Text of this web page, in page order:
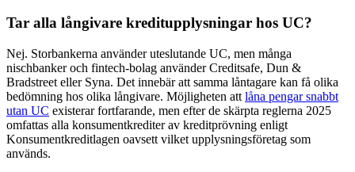
Tar alla långivare kreditupplysningar hos UC?
Nej. Storbankerna använder uteslutande UC, men många
nischbanker och fintech-bolag använder Creditsafe, Dun &
Bradstreet eller Syna. Det innebär att samma låntagare kan få olika
bedömning hos olika långivare. Möjligheten att låna pengar snabbt
utan UC existerar fortfarande, men efter de skärpta reglerna 2025
omfattas alla konsumentkrediter av kreditprövning enligt
Konsumentkreditlagen oavsett vilket upplysningsföretag som
används.